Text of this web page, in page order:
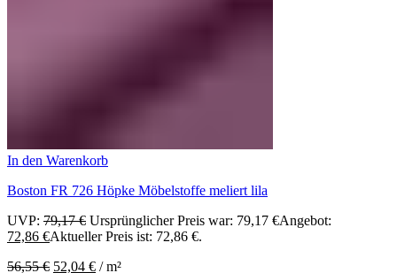
In den Warenkorb
Boston FR 726 Höpke Möbelstoffe meliert lila
UVP: 79,17€ Ursprünglicher Preis war: 79,17 €Angebot:
72,86 €Aktueller Preis ist: 72,86 €.
56,55€ 52,04 € /m²